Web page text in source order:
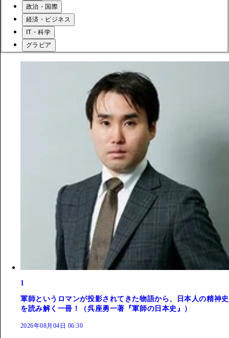
政治・国際
経済・ビジネス
IT・科学
グラビア
1
軍師というロマンが投影されてきた物語から、日本人の精神史
を読み解く一冊！（呉座勇一著『軍師の日本史』）
2026年08月04日 06:30